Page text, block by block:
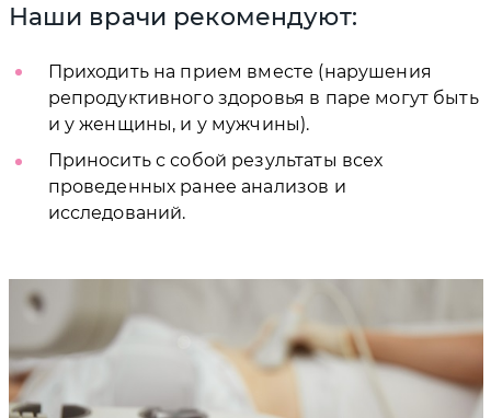
Наши врачи рекомендуют:
Приходить на прием вместе (нарушения
репродуктивного здоровья в паре могут быть
и у женщины, и у мужчины).
Приносить с собой результаты всех
проведенных ранее анализов и
исследований.